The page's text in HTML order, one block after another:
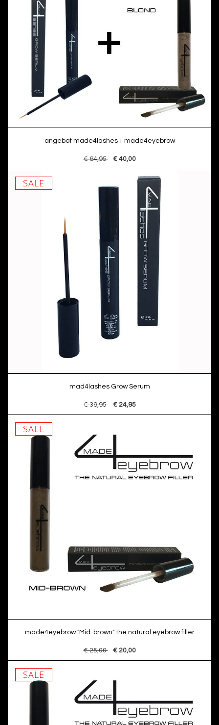
angebot made4lashes + made4eyebrow
€ 64,95 € 40,00
SALE
mad4lashes Grow Serum
€ 39,95 € 24,95
SALE
made4eyebrow "Mid-brown" the natural eyebrow filler
€ 25,00 € 20,00
SALE